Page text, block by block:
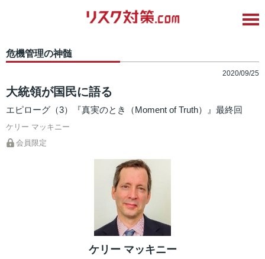
危機管理の神髄
2020/09/25
大統領が国民に語る
エピローグ（3）『真実のとき（Moment of Truth）』最終回
ケリー マッキニー
会員限定
ケリー マッキニー